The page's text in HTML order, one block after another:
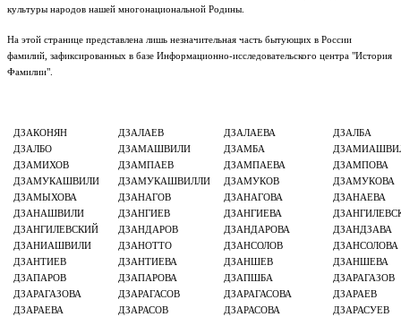
культуры народов нашей многонациональной Родины.
На этой странице представлена лишь незначительная часть бытующих в России
фамилий, зафиксированных в базе Информационно-исследовательского центра "История
Фамилии".
ДЗАКОНЯН ДЗАЛАЕВ ДЗАЛАЕВА
ДЗАЛБА
ДЗАЛБО
ДЗАМАШВИЛИ ДЗАМБА
ДЗАМИХОВ
ДЗАМПАЕВ ДЗАМПАЕВА
ДЗАМПОВА
ДЗАМУКАШВИЛИ
ДЗАМУКАШВИЛЛИ ДЗАМУКОВ
ДЗАМУКОВА
ДЗАМЫХОВА
ДЗАНАГОВ ДЗАНАГОВА
ДЗАНАЕВА
ДЗАНАШВИЛИ
ДЗАНГИЕВ ДЗАНГИЕВА
ДЗАНГИЛЕВСКИЙ
ДЗАНДАРОВ ДЗАНДАРОВА
ДЗАНДЗАВА
ДЗАНИАШВИЛИ
ДЗАНОТТО ДЗАНСОЛОВ
ДЗАНСОЛОВА
ДЗАНТИЕВ
ДЗАНТИЕВА ДЗАНШЕВ
ДЗАНШЕВА
ДЗАПАРОВ
ДЗАПАРОВА ДЗАПШБА
ДЗАРАГАЗОВ
ДЗАРАГАЗОВА
ДЗАРАГАСОВ ДЗАРАГАСОВА
ДЗАРАЕВ
ДЗАРАЕВА
ДЗАРАСОВ ДЗАРАСОВА
ДЗАРАСУЕВ